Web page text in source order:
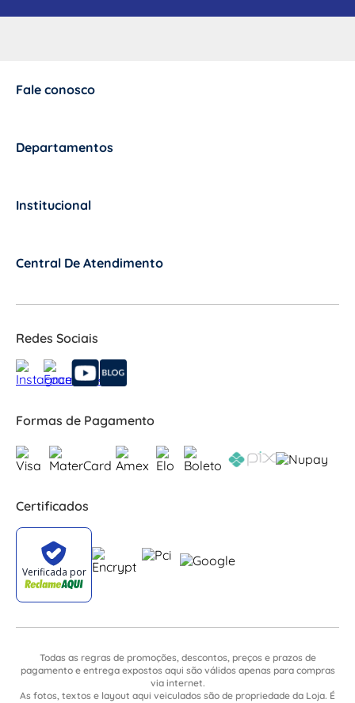
Fale conosco
Departamentos
Institucional
Central De Atendimento
Redes Sociais
Formas de Pagamento
Certificados
Todas as regras de promoções, descontos, preços e prazos de
pagamento e entrega expostos aqui são válidos apenas para compras
via internet.
As fotos, textos e layout aqui veiculados são de propriedade da Loja. É